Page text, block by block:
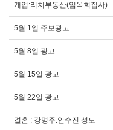
개업:리치부동산(임옥희집사)
5월 1일 주보광고
5월 8일 광고
5월 15일 광고
5월 22일 광고
결혼 : 강명주.안수진 성도